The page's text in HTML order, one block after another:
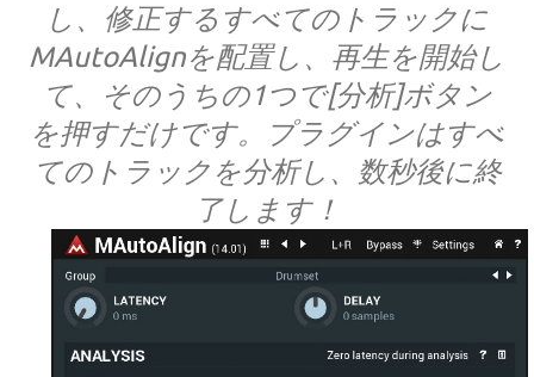
し、修正するすべてのトラックに
MAutoAlignを配置し、再生を開始し
て、そのうちの1つで[分析]ボタン
を押すだけです。プラグインはすべ
てのトラックを分析し、数秒後に終
了します！